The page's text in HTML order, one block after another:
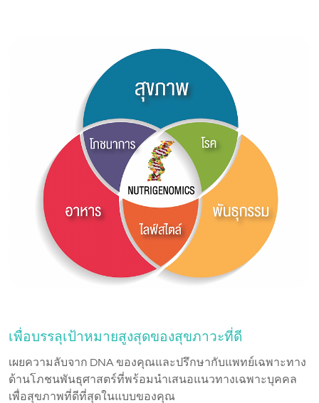
เพื่อบรรลุเป้าหมายสูงสุดของสุขภาวะที่ดี
เผยความลับจาก DNA ของคุณและปรึกษากับแพทย์เฉพาะทาง
ด้านโภชนพันธุศาสตร์ที่พร้อมนำเสนอแนวทางเฉพาะบุคคล
เพื่อสุขภาพที่ดีที่สุดในแบบของคุณ